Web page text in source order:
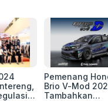
Pemenang
Brio V-Mod
Tambahkan